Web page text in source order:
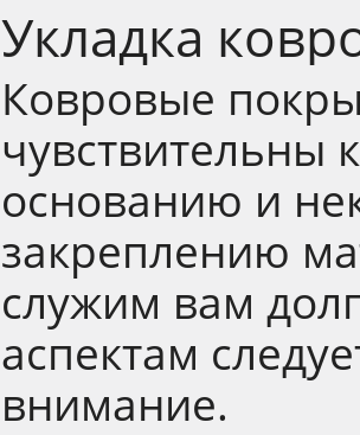
Укладка
Ковровые
чувствительны
основанию и
закреплению
служим вам
аспектам
внимание.